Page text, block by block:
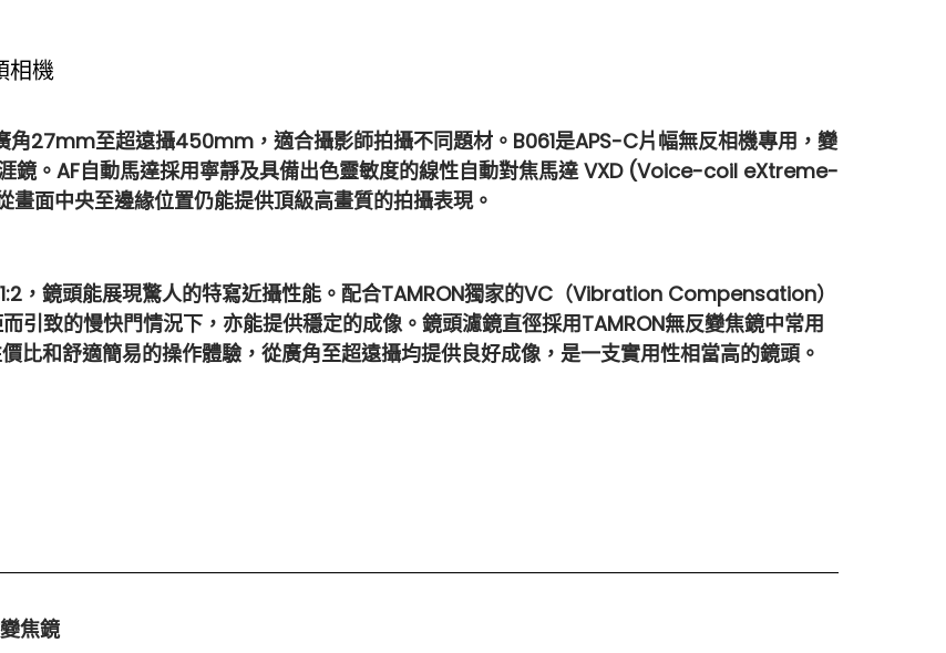
相機
27mm⾄超遠攝450mm，適合攝影師拍攝不同題材。B061是APS-C⽚幅無反相機專⽤，變
鏡。AF自動⾺達採⽤寧靜及具備出⾊靈敏度的線性自動對焦⾺達 VXD (Voice-coil eXtreme-
⾯中央至邊緣位置仍能提供頂級⾼畫質的拍攝表現。
，鏡頭能展現驚⼈的特寫近攝性能。配合TAMRON獨家的VC（Vibration Compensation）
引致的慢快門情況下，亦能提供穩定的成像。鏡頭濾鏡直徑採⽤TAMRON無反變焦鏡中常用
比和舒適簡易的操作體驗，從廣⾓⾄超遠攝均提供良好成像，是一支實⽤性相當⾼的鏡頭。
焦鏡